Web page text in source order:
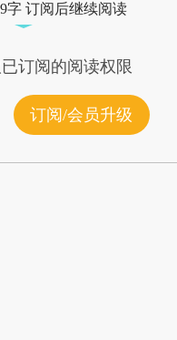
表财新观点和立场。
字 订阅后继续阅读
订阅的阅读权限
订阅/会员升级